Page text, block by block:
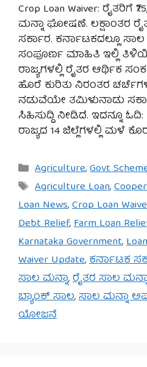
Crop Loan Waiver: ರೈತರಿಗೆ
ಮನ್ನಾ ಘೋಷಣೆ. ಲಕ್ಷಾಂತರ
ಸರ್ಕಾರ. ಕರ್ನಾಟಕದಲ್ಲೂ
ಸಂಪೂರ್ಣ ಮಾಹಿತಿ ಇಲ್ಲಿ
ರಾಜ್ಯಗಳಲ್ಲಿ ರೈತರ ಆರ್ಥಿಕ
ಹೊರೆ ಕುರಿತು ನಿರಂತರ
ನಡುವೆಯೇ ತಮಿಳುನಾಡು
ಸಿಹಿಸುದ್ದಿ ನೀಡಿದೆ. ಇದನ್ನೂ ಓದಿ:
ರಾಜ್ಯದ 14 ಜಿಲ್ಲೆಗಳಲ್ಲಿ ಮಳೆ
Categories
Agriculture,Govt
Tags
Agriculture Loan,
Loan News,Crop Loan
Debt Relief,Farm Loan
Karnataka Government,
Waiver Update,ಕರ್ನಾಟಕ
ಸಾಲ ಮನ್ನಾ,ರೈತರ ಸಾಲ
ಬ್ಯಾಂಕ್ ಸಾಲ,ಸಾಲ ಮನ್ನಾ
ಯೋಜನೆ